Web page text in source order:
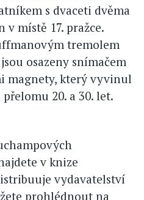
s dvaceti dvěma
místě 17. pražce.
tremolem
osazeny snímačem
magnety, který vyvinul
20. a 30. let.
v knize
vydavatelství
prohlédnout na